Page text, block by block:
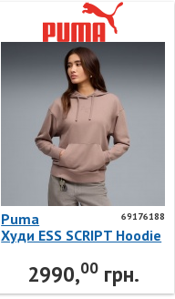
69176188
Puma
Худи ESS SCRIPT Hoodie
2990,00грн.